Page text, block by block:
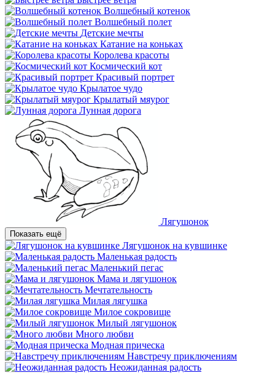
Волшебный котенок
Волшебный полет
Детские мечты
Катание на коньках
Королева красоты
Космический кот
Красивый портрет
Крылатое чудо
Крылатый мяурог
Лунная дорога
Лягушонок
Показать ещё
Лягушонок на кувшинке
Маленькая радость
Маленький пегас
Мама и лягушонок
Мечтательность
Милая лягушка
Милое сокровище
Милый лягушонок
Много любви
Модная прическа
Навстречу приключениям
Неожиданная радость